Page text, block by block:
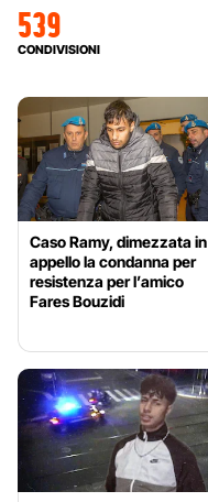
539
CONDIVISIONI
Caso Ramy, dimezzata in
appello la condanna per
resistenza per l’amico
Fares Bouzidi